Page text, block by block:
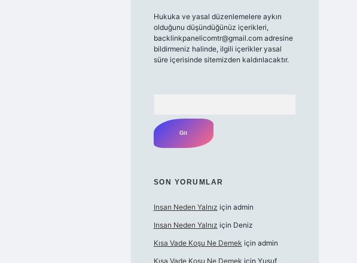
Hukuka ve yasal düzenlemelere aykırı
olduğunu düşündüğünüz içerikleri,
backlinkpanelicomtr@gmail.comadresine
bildirmeniz halinde, ilgili içerikler yasal
süre içerisinde sitemizden kaldırılacaktır.
SON YORUMLAR
Insan Neden Yalnız için admin
Insan Neden Yalnız için Deniz
Kısa Vade Koşu Ne Demek için admin
Kısa Vade Koşu Ne Demek için Yusuf